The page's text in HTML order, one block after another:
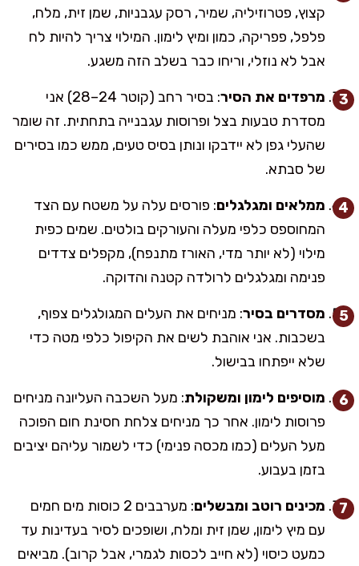
קצוץ, פטרוזיליה, שמיר, רסק עגבניות, שמן זית, מלח,
פלפל, פפריקה, כמון ומיץ לימון. המילוי צריך להיות לח
אבל לא נוזלי, וריחו כבר בשלב הזה משגע.
מרפדים את הסיר
: בסיר רחב (קוטר 24–28) אני
מסדרת טבעות בצל ופרוסות עגבנייה בתחתית. זה שומר
שהעלי גפן לא יידבקו ונותן בסיס טעים, ממש כמו בסירים
של סבתא.
ממלאים ומגלגלים: פורסים עלה על משטח עם הצד
המחוספס כלפי מעלה והעורקים בולטים. שמים כפית
מילוי (לא יותר מדי, האורז מתנפח), מקפלים צדדים
פנימה ומגלגלים לרולדה קטנה והדוקה.
מסדרים בסיר: מניחים את העלים המגולגלים צפוף,
בשכבות. אני אוהבת לשים את הקיפול כלפי מטה כדי
שלא ייפתחו בבישול.
מוסיפים לימון ומשקולת: מעל השכבה העליונה מניחים
פרוסות לימון. אחר כך מניחים צלחת חסינת חום הפוכה
מעל העלים (כמו מכסה פנימי) כדי לשמור עליהם יציבים
בזמן בעבוע.
מכינים רוטב ומבשלים
: מערבבים 2 כוסות מים חמים
עם מיץ לימון, שמן זית ומלח, ושופכים לסיר בעדינות עד
כמעט כיסוי (לא חייב לכסות לגמרי, אבל קרוב). מביאים